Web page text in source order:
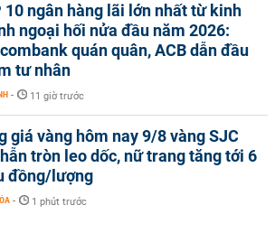
10 ngân hàng lãi lớn nhất từ kinh
ngoại hối nửa đầu năm 2026:
quán quân, ACB dẫn đầu
tư nhân
- 11 giờ trước
giá vàng hôm nay 9/8 vàng SJC
tròn leo dốc, nữ trang tăng tới 6
đồng/lượng
- 1 phút trước